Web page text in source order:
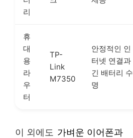
리
휴
대
용
라
우
터
TP-
Link
M7350
안정적인 인
터넷 연결과
긴 배터리 수
명
이 외에도 가벼운 이어폰과